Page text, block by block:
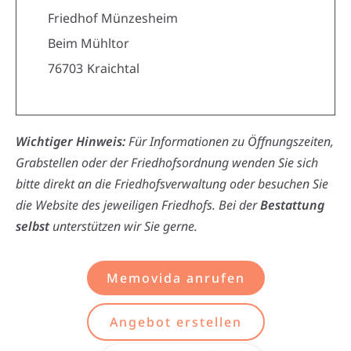
Friedhof Münzesheim
Beim Mühltor
76703 Kraichtal
Wichtiger Hinweis:Für Informationen zu Öffnungszeiten,
Grabstellen oder der Friedhofsordnung wenden Sie sich
bitte direkt an die Friedhofsverwaltung oder besuchen Sie
die Website des jeweiligen Friedhofs. Bei derBestattung
selbstunterstützen wir Sie gerne.
Memovida anrufen
Angebot erstellen